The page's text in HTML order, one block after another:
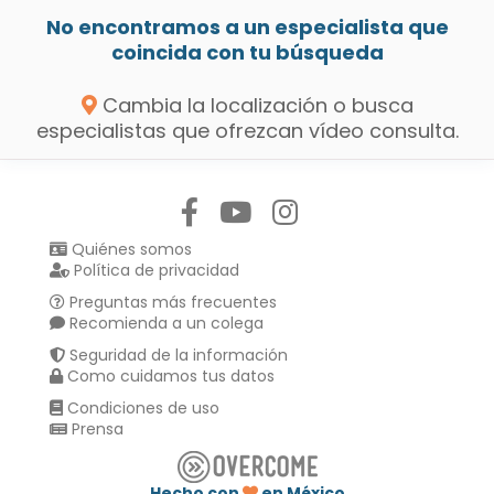
No encontramos a un especialista que
coincida con tu búsqueda
Cambia la localización o busca
especialistas que ofrezcan vídeo consulta.
Quiénes somos
Política de privacidad
Preguntas más frecuentes
Recomienda a un colega
Seguridad de la información
Como cuidamos tus datos
Condiciones de uso
Prensa